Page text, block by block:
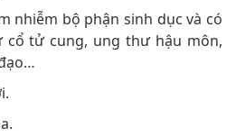
nhiễm bộ phận sinh dục và có
tử cung, ung thư hậu môn,